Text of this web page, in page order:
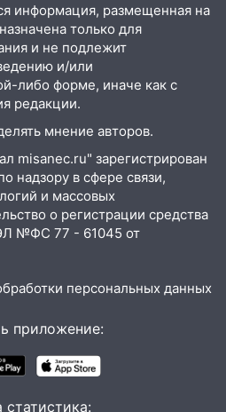
информация, размещенная на
только для
и не подлежит
и/или
либо форме, иначе как с
редакции.
мнение авторов.
misanec.ru" зарегистрирован
надзору в сфере связи,
и массовых
о регистрации средства
№ФС 77 - 61045 от
персональных данных
приложение: